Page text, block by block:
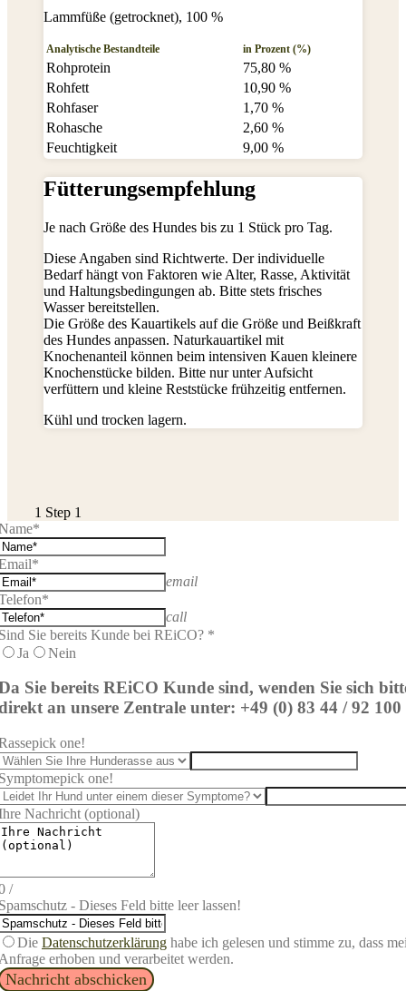
Lammfüße (getrocknet), 100 %
Analytische Bestandteile in Prozent (%)
Rohprotein
75,80 %
Rohfett
10,90 %
Rohfaser
1,70 %
Rohasche
2,60 %
Feuchtigkeit
9,00 %
Fütterungsempfehlung
Je nach Größe des Hundes bis zu 1 Stück pro Tag.
Diese Angaben sind Richtwerte. Der individuelle
Bedarf hängt von Faktoren wie Alter, Rasse, Aktivität
und Haltungsbedingungen ab. Bitte stets frisches
Wasser bereitstellen.
Die Größe des Kauartikels auf die Größe und Beißkraft
des Hundes anpassen. Naturkauartikel mit
Knochenanteil können beim intensiven Kauen kleinere
Knochenstücke bilden. Bitte nur unter Aufsicht
verfüttern und kleine Reststücke frühzeitig entfernen.
Kühl und trocken lagern.
1 Step 1
email
call
Sie bereits Kunde bei REiCO? *
Ja
Nein
Sie bereits REiCO Kunde sind, wenden Sie sich
an unsere Zentrale unter: +49 (0) 83 44 / 92 100
pick one!
pick one!
Nachricht (optional)
/
- Dieses Feld bitte leer lassen!
Die Datenschutzerklärung habe ich gelesen und stimme zu, dass
erhoben und verarbeitet werden.
Nachricht abschicken